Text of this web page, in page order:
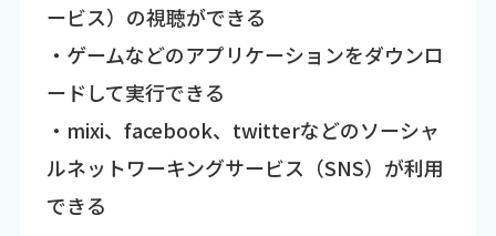
ービス）の視聴ができる
・ゲームなどのアプリケーションをダウンロ
ードして実行できる
・mixi、facebook、twitterなどのソーシャ
ルネットワーキングサービス（SNS）が利用
できる